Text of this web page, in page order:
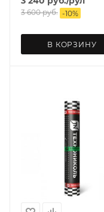
3 600руб. -10%
В КОРЗИНУ